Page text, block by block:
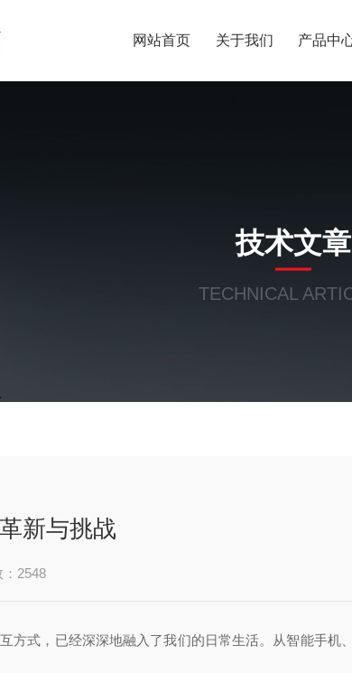
网站首页 关于我们 产品中
技术文章
TECHNICAL
新与挑战
：2548
式，已经深深地融入了我们的日常生活。从智能手机